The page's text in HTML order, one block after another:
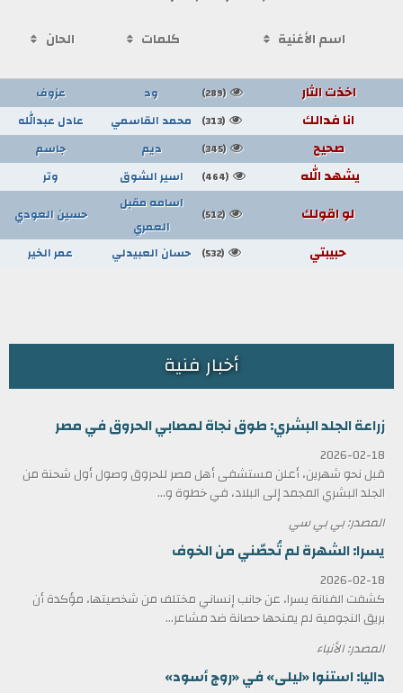
اسم الأغنية كلمات الحان
اخذت الثار (289) ود عزوف
انا فدالك (313) محمد القاسمي عادل عبدالله
صحيح (345) ديم جاسم
يشهد الله (464) اسير الشوق وتر
لو اقولك (512)
اسامه مقبل
العمري
حسين العودي
حبيبتي (532) حسان العبيدلي عمر الخير
أخبار فنية
زراعة الجلد البشري: طوق نجاة لمصابي الحروق في مصر
2026-02-18
قبل نحو شهرين، أعلن مستشفى أهل مصر للحروق وصول أول شحنة من
الجلد البشري المجمد إلى البلاد، في خطوة و...
المصدر: بي بي سي
يسرا: الشهرة لم تُحصّني من الخوف
2026-02-18
كشفت الفنانة يسرا، عن جانب إنساني مختلف من شخصيتها، مؤكدة أن
بريق النجومية لم يمنحها حصانة ضد مشاعر...
المصدر: الأنباء
داليا: استنوا «ليلى» في «روج أسود»